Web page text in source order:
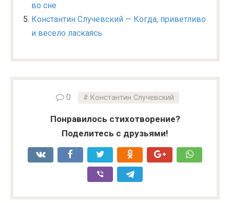
во сне
Константин Случевский — Когда, приветливо
и весело ласкаясь
0 Константин Случевский
Понравилось стихотворение?
Поделитесь с друзьями!